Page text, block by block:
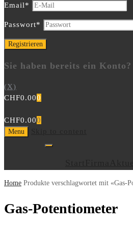
Email*
Passwort*
Sie haben bereits ein Konto?
(X)
CHF0.000
CHF0.000
Menu
Home Produkte verschlagwortet mit «Gas-
Gas-Potentiometer